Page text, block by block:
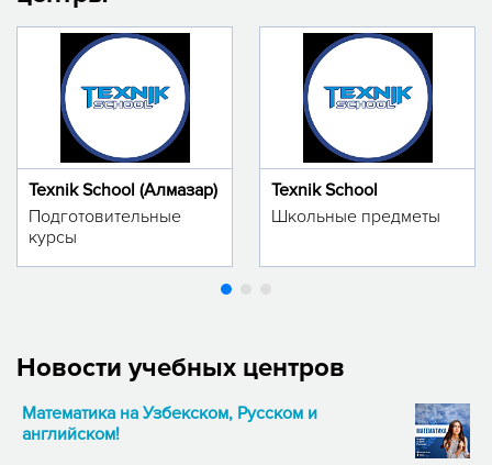
Texnik School (Алмазар)
Подготовительные
курсы
Texnik School
Школьные предметы
Новости учебных центров
Математика на Узбекском, Русском и
английском!